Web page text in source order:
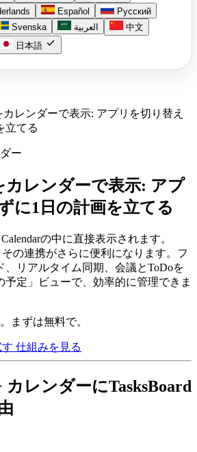
Español
Русский
Svenska العربية
中文
日本語 check
カレンダーで表示: アプリを切り替え
立てる
ー
カレンダーで表示: アプ
に1日の計画を立てる
の中に直接表示されます。
その連携がさらに便利になります。フ
、リアルタイム同期、会議とToDoを
予定」ビューで、効率的に管理できま
まずは無料で。
す 仕組みを見る
カレンダーにTasksBoard